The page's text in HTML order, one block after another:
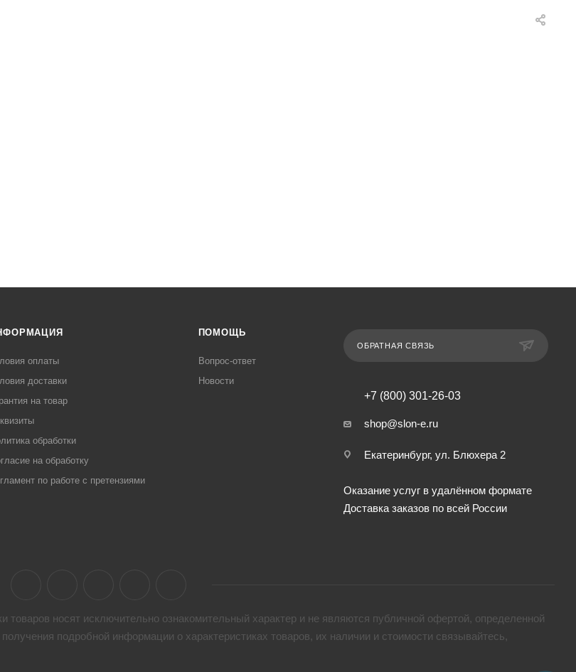
оплаты
доставки
на товар
обработки
на обработку
по работе с претензиями
ПОМОЩЬ
Вопрос-ответ
Новости
ОБРАТНАЯ СВЯЗЬ
+7 (800) 301-26-03
shop@slon-e.ru
Екатеринбург, ул. Блюхера 2
Оказание услуг в удалённом формате
Доставка заказов по всей России
носят исключительно ознакомительный характер и не являются публичной офертой, определенной
подробной информации о характеристиках товaров, их наличии и стоимости связывайтесь,